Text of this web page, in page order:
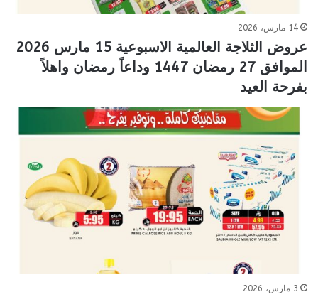
14 مارس، 2026
عروض الثلاجة العالمية الاسبوعية 15 مارس 2026
الموافق 27 رمضان 1447 وداعاً رمضان واهلاً
بفرحة العيد
3 مارس، 2026